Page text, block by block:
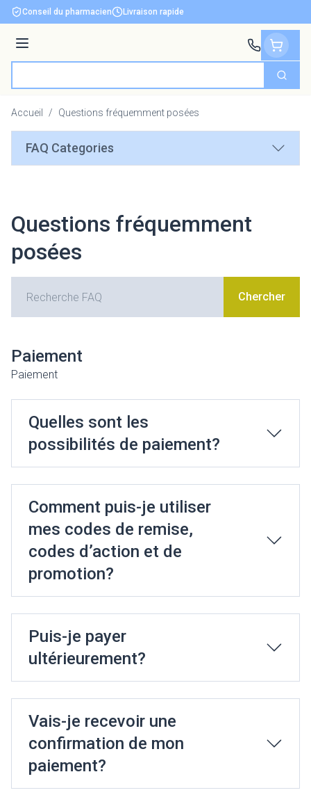
Aller au contenu
Conseil du pharmacien Livraison rapide
Menu
Accueil / Questions fréquemment posées
FAQ Categories
Questions fréquemment
posées
Chercher
Paiement
Paiement
Quelles sont les
possibilités de paiement?
Comment puis-je utiliser
mes codes de remise,
codes d’action et de
promotion?
Puis-je payer
ultérieurement?
Vais-je recevoir une
confirmation de mon
paiement?